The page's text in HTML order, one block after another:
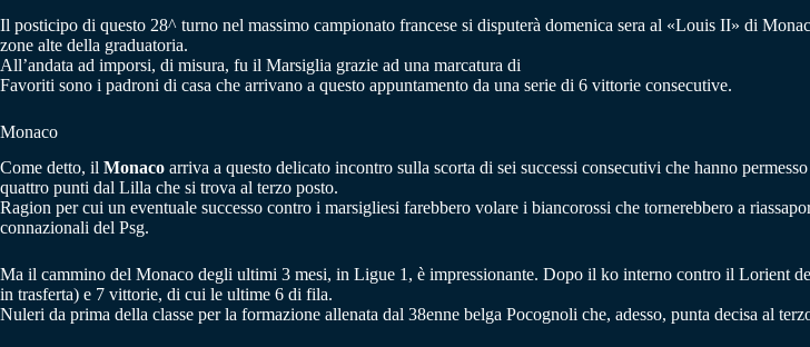
Il posticipo di questo 28^ turno nel massimo campionato francese si disputerà domenica sera al «Louis II» di
zone alte della graduatoria.
All’andata ad imporsi, di misura, fu il Marsiglia grazie ad una marcatura di
Favoriti sono i padroni di casa che arrivano a questo appuntamento da una serie di 6 vittorie consecutive.
Monaco
Come detto, il Monaco arriva a questo delicato incontro sulla scorta di sei successi consecutivi che hanno
quattro punti dal Lilla che si trova al terzo posto.
Ragion per cui un eventuale successo contro i marsigliesi farebbero volare i biancorossi che tornerebbero a
connazionali del Psg.
Ma il cammino del Monaco degli ultimi 3 mesi, in Ligue 1, è impressionante. Dopo il ko interno contro il Lorient
in trasferta) e 7 vittorie, di cui le ultime 6 di fila.
Nuleri da prima della classe per la formazione allenata dal 38enne belga Pocognoli che, adesso, punta decisa al